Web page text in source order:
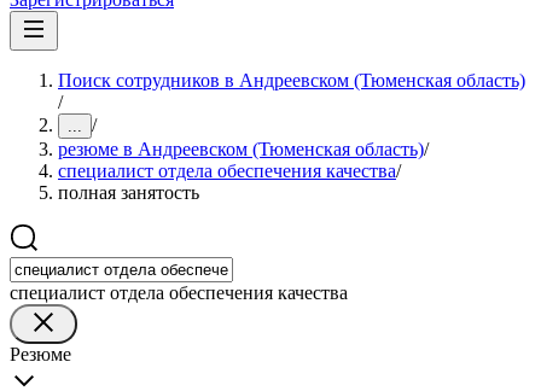
Поиск сотрудников в Андреевском (Тюменская область)
/
... /
резюме в Андреевском (Тюменская область)/
специалист отдела обеспечения качества/
полная занятость
специалист отдела обеспечения качества
Резюме